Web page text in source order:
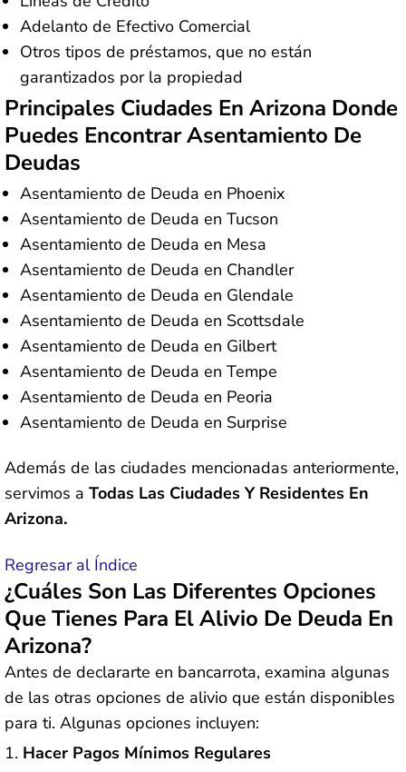
Adelanto de Efectivo Comercial
Otros tipos de préstamos, que no están
garantizados por la propiedad
Principales Ciudades En Arizona Donde
Puedes Encontrar Asentamiento De
Deudas
Asentamiento de Deuda en Phoenix
Asentamiento de Deuda en Tucson
Asentamiento de Deuda en Mesa
Asentamiento de Deuda en Chandler
Asentamiento de Deuda en Glendale
Asentamiento de Deuda en Scottsdale
Asentamiento de Deuda en Gilbert
Asentamiento de Deuda en Tempe
Asentamiento de Deuda en Peoria
Asentamiento de Deuda en Surprise
Además de las ciudades mencionadas anteriormente,
servimos a Todas Las Ciudades Y Residentes En
Arizona.
Regresar al Índice
¿Cuáles Son Las Diferentes Opciones
Que Tienes Para El Alivio De Deuda En
Arizona?
Antes de declararte en bancarrota, examina algunas
de las otras opciones de alivio que están disponibles
para ti. Algunas opciones incluyen:
Hacer Pagos Mínimos Regulares